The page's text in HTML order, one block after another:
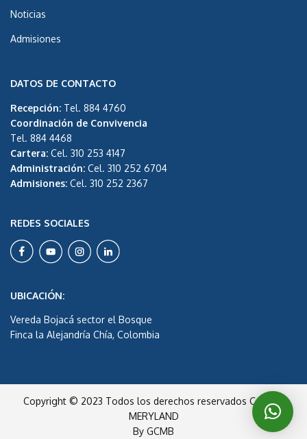
Noticias
Admisiones
DATOS DE CONTACTO
Recepción: Tel. 884 4760
Coordinación de Convivencia
Tel. 884 4468
Cartera: Cel. 310 253 4147
Administración: Cel. 310 252 6704
Admisiones: Cel. 310 252 2367
REDES SOCIALES
UBICACIÓN:
Vereda Bojacá sector el Bosque
Finca la Alejandría Chía, Colombia
Copyright © 2023 Todos los derechos reservados Colegio
MERYLAND
By GCMB